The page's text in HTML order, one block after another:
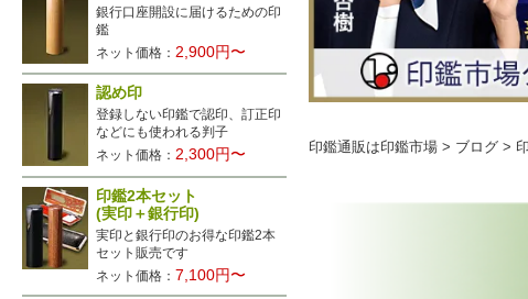
印鑑通販は印鑑市場 > ブログ >
銀行口座開設に届けるための印
鑑
ネット価格： 2,900円〜
認め印
登録しない印鑑で認印、訂正印
などにも使われる判子
ネット価格：2,300円〜
印鑑2本セット
(実印＋銀行印)
実印と銀行印のお得な印鑑2本
セット販売です
ネット価格： 7,100円〜